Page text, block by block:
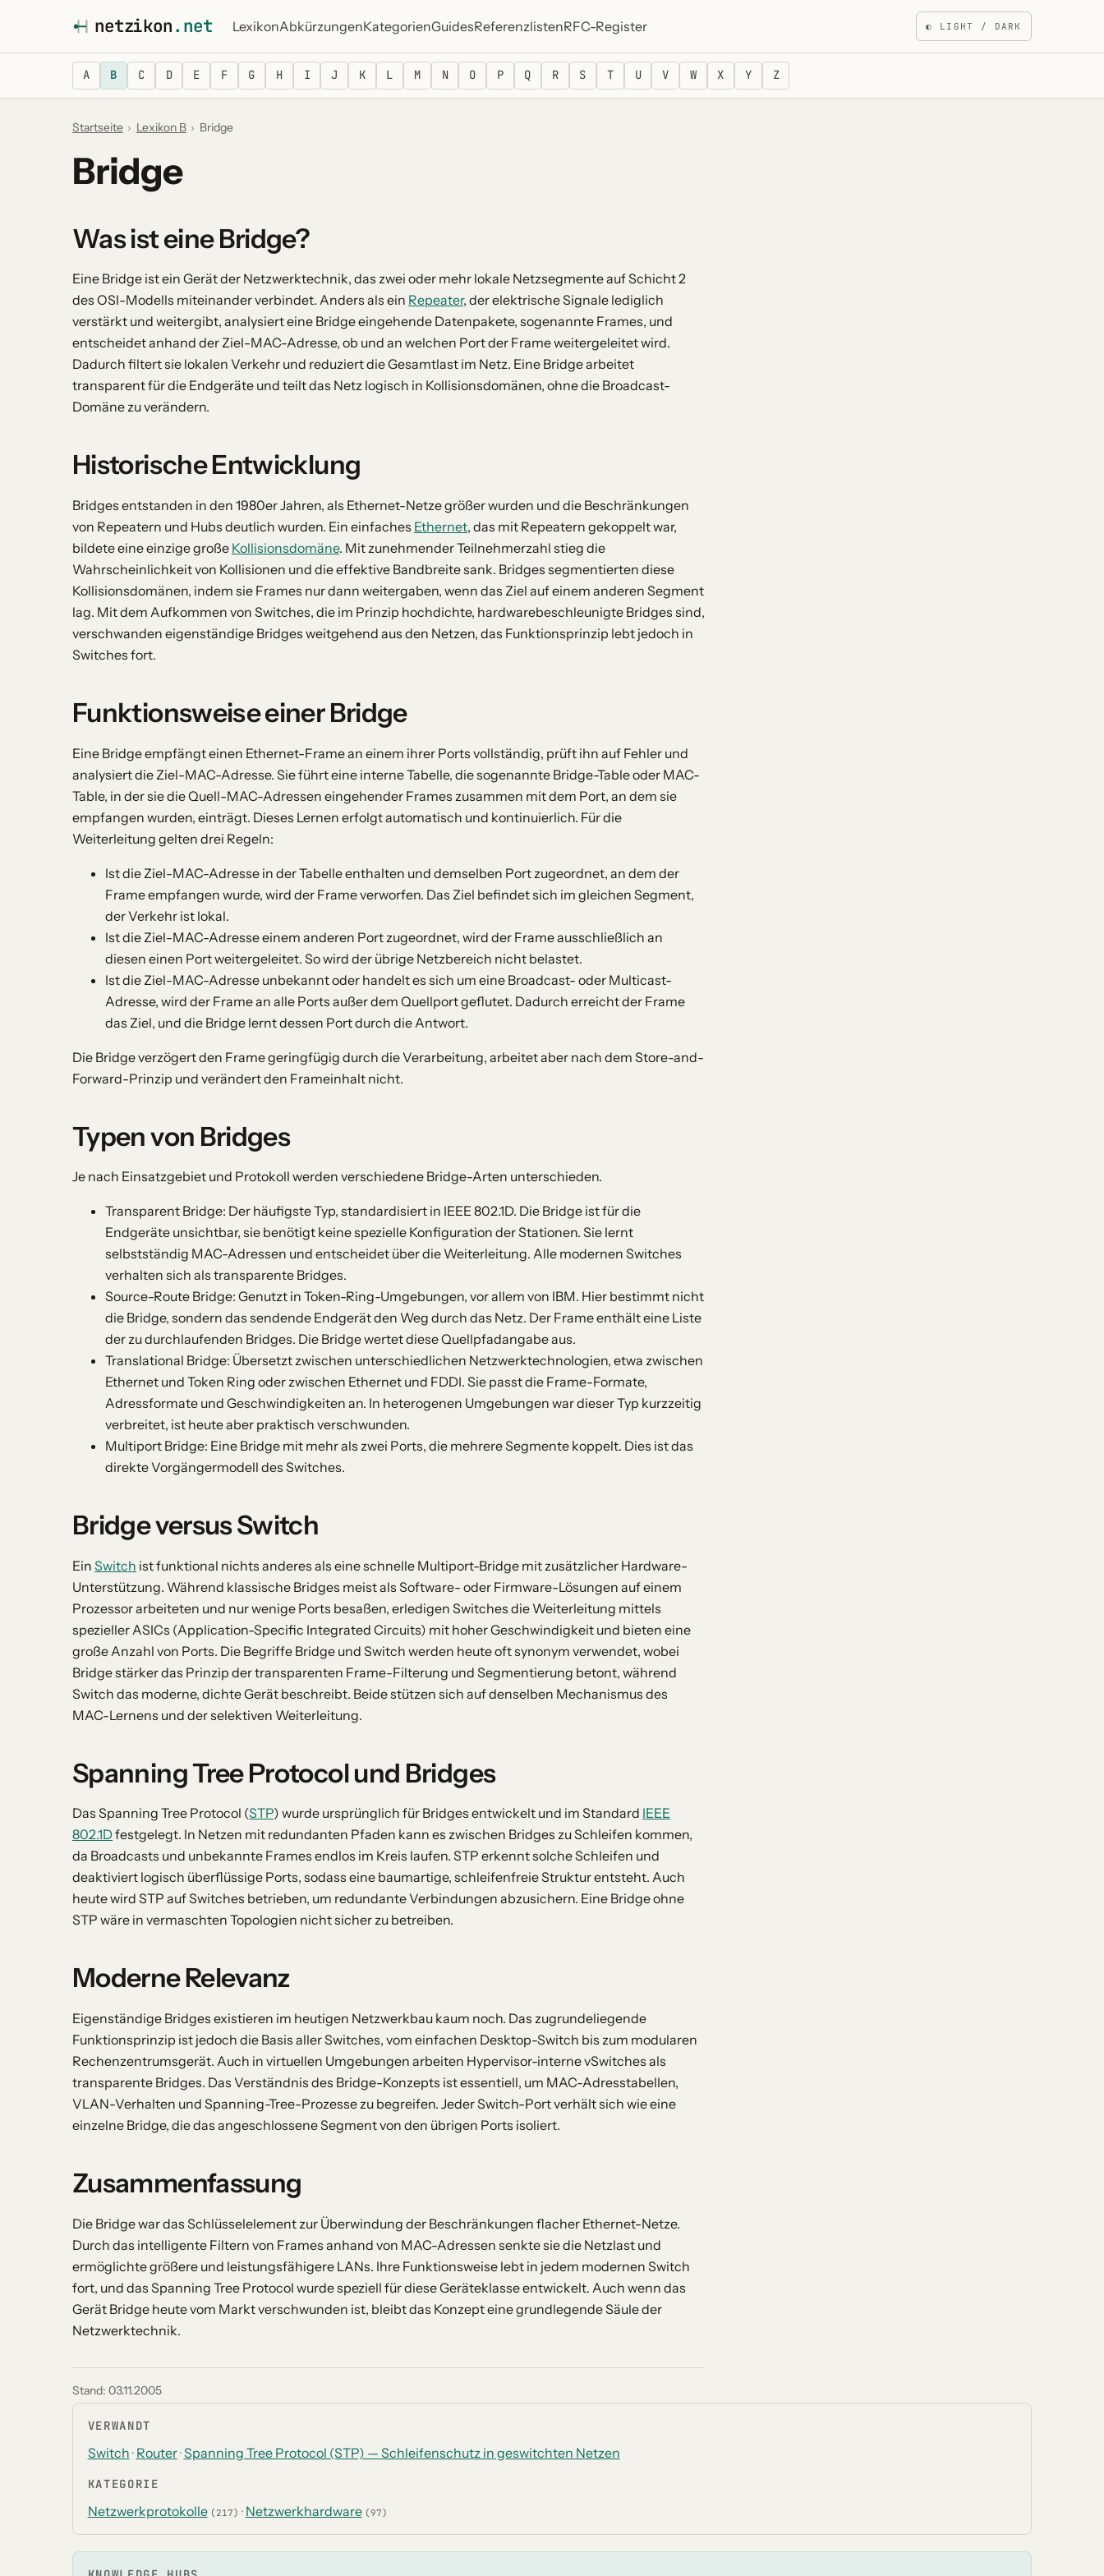
netzikon.net LexikonAbkürzungenKategorienGuidesReferenzlistenRFC-Register ◐ LIGHT / DARK
A B C D E F G H I J K L M N O P Q R S T U V W X Y Z
Startseite › Lexikon B › Bridge
Bridge
Was ist eine Bridge?
Eine Bridge ist ein Gerät der Netzwerktechnik, das zwei oder mehr lokale Netzsegmente auf Schicht 2
des OSI-Modells miteinander verbindet. Anders als ein Repeater, der elektrische Signale lediglich
verstärkt und weitergibt, analysiert eine Bridge eingehende Datenpakete, sogenannte Frames, und
entscheidet anhand der Ziel-MAC-Adresse, ob und an welchen Port der Frame weitergeleitet wird.
Dadurch filtert sie lokalen Verkehr und reduziert die Gesamtlast im Netz. Eine Bridge arbeitet
transparent für die Endgeräte und teilt das Netz logisch in Kollisionsdomänen, ohne die Broadcast-
Domäne zu verändern.
Historische Entwicklung
Bridges entstanden in den 1980er Jahren, als Ethernet-Netze größer wurden und die Beschränkungen
von Repeatern und Hubs deutlich wurden. Ein einfaches Ethernet, das mit Repeatern gekoppelt war,
bildete eine einzige große Kollisionsdomäne. Mit zunehmender Teilnehmerzahl stieg die
Wahrscheinlichkeit von Kollisionen und die effektive Bandbreite sank. Bridges segmentierten diese
Kollisionsdomänen, indem sie Frames nur dann weitergaben, wenn das Ziel auf einem anderen Segment
lag. Mit dem Aufkommen von Switches, die im Prinzip hochdichte, hardwarebeschleunigte Bridges sind,
verschwanden eigenständige Bridges weitgehend aus den Netzen, das Funktionsprinzip lebt jedoch in
Switches fort.
Funktionsweise einer Bridge
Eine Bridge empfängt einen Ethernet-Frame an einem ihrer Ports vollständig, prüft ihn auf Fehler und
analysiert die Ziel-MAC-Adresse. Sie führt eine interne Tabelle, die sogenannte Bridge-Table oder MAC-
Table, in der sie die Quell-MAC-Adressen eingehender Frames zusammen mit dem Port, an dem sie
empfangen wurden, einträgt. Dieses Lernen erfolgt automatisch und kontinuierlich. Für die
Weiterleitung gelten drei Regeln:
Ist die Ziel-MAC-Adresse in der Tabelle enthalten und demselben Port zugeordnet, an dem der
Frame empfangen wurde, wird der Frame verworfen. Das Ziel befindet sich im gleichen Segment,
der Verkehr ist lokal.
Ist die Ziel-MAC-Adresse einem anderen Port zugeordnet, wird der Frame ausschließlich an
diesen einen Port weitergeleitet. So wird der übrige Netzbereich nicht belastet.
Ist die Ziel-MAC-Adresse unbekannt oder handelt es sich um eine Broadcast- oder Multicast-
Adresse, wird der Frame an alle Ports außer dem Quellport geflutet. Dadurch erreicht der Frame
das Ziel, und die Bridge lernt dessen Port durch die Antwort.
Die Bridge verzögert den Frame geringfügig durch die Verarbeitung, arbeitet aber nach dem Store-and-
Forward-Prinzip und verändert den Frameinhalt nicht.
Typen von Bridges
Je nach Einsatzgebiet und Protokoll werden verschiedene Bridge-Arten unterschieden.
Transparent Bridge: Der häufigste Typ, standardisiert in IEEE 802.1D. Die Bridge ist für die
Endgeräte unsichtbar, sie benötigt keine spezielle Konfiguration der Stationen. Sie lernt
selbstständig MAC-Adressen und entscheidet über die Weiterleitung. Alle modernen Switches
verhalten sich als transparente Bridges.
Source-Route Bridge: Genutzt in Token-Ring-Umgebungen, vor allem von IBM. Hier bestimmt nicht
die Bridge, sondern das sendende Endgerät den Weg durch das Netz. Der Frame enthält eine Liste
der zu durchlaufenden Bridges. Die Bridge wertet diese Quellpfadangabe aus.
Translational Bridge: Übersetzt zwischen unterschiedlichen Netzwerktechnologien, etwa zwischen
Ethernet und Token Ring oder zwischen Ethernet und FDDI. Sie passt die Frame-Formate,
Adressformate und Geschwindigkeiten an. In heterogenen Umgebungen war dieser Typ kurzzeitig
verbreitet, ist heute aber praktisch verschwunden.
Multiport Bridge: Eine Bridge mit mehr als zwei Ports, die mehrere Segmente koppelt. Dies ist das
direkte Vorgängermodell des Switches.
Bridge versus Switch
Ein Switch ist funktional nichts anderes als eine schnelle Multiport-Bridge mit zusätzlicher Hardware-
Unterstützung. Während klassische Bridges meist als Software- oder Firmware-Lösungen auf einem
Prozessor arbeiteten und nur wenige Ports besaßen, erledigen Switches die Weiterleitung mittels
spezieller ASICs (Application-Specific Integrated Circuits) mit hoher Geschwindigkeit und bieten eine
große Anzahl von Ports. Die Begriffe Bridge und Switch werden heute oft synonym verwendet, wobei
Bridge stärker das Prinzip der transparenten Frame-Filterung und Segmentierung betont, während
Switch das moderne, dichte Gerät beschreibt. Beide stützen sich auf denselben Mechanismus des
MAC-Lernens und der selektiven Weiterleitung.
Spanning Tree Protocol und Bridges
Das Spanning Tree Protocol (STP) wurde ursprünglich für Bridges entwickelt und im Standard IEEE
802.1Dfestgelegt. In Netzen mit redundanten Pfaden kann es zwischen Bridges zu Schleifen kommen,
da Broadcasts und unbekannte Frames endlos im Kreis laufen. STP erkennt solche Schleifen und
deaktiviert logisch überflüssige Ports, sodass eine baumartige, schleifenfreie Struktur entsteht. Auch
heute wird STP auf Switches betrieben, um redundante Verbindungen abzusichern. Eine Bridge ohne
STP wäre in vermaschten Topologien nicht sicher zu betreiben.
Moderne Relevanz
Eigenständige Bridges existieren im heutigen Netzwerkbau kaum noch. Das zugrundeliegende
Funktionsprinzip ist jedoch die Basis aller Switches, vom einfachen Desktop-Switch bis zum modularen
Rechenzentrumsgerät. Auch in virtuellen Umgebungen arbeiten Hypervisor-interne vSwitches als
transparente Bridges. Das Verständnis des Bridge-Konzepts ist essentiell, um MAC-Adresstabellen,
VLAN-Verhalten und Spanning-Tree-Prozesse zu begreifen. Jeder Switch-Port verhält sich wie eine
einzelne Bridge, die das angeschlossene Segment von den übrigen Ports isoliert.
Zusammenfassung
Die Bridge war das Schlüsselelement zur Überwindung der Beschränkungen flacher Ethernet-Netze.
Durch das intelligente Filtern von Frames anhand von MAC-Adressen senkte sie die Netzlast und
ermöglichte größere und leistungsfähigere LANs. Ihre Funktionsweise lebt in jedem modernen Switch
fort, und das Spanning Tree Protocol wurde speziell für diese Geräteklasse entwickelt. Auch wenn das
Gerät Bridge heute vom Markt verschwunden ist, bleibt das Konzept eine grundlegende Säule der
Netzwerktechnik.
Stand: 03.11.2005
VERWANDT
Switch · Router·Spanning Tree Protocol (STP) — Schleifenschutz in geswitchten Netzen
KATEGORIE
Netzwerkprotokolle (217) · Netzwerkhardware (97)